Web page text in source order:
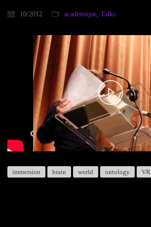
10/2012 academique, Talks
Play
Video
immersion brain world ontology VR